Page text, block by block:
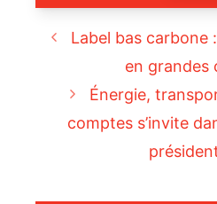
Label bas carbone
en grandes
Énergie,
comptes s’invite